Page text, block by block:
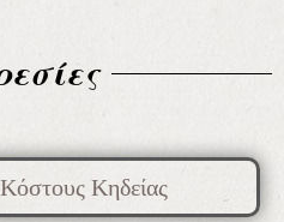
Κηδείας